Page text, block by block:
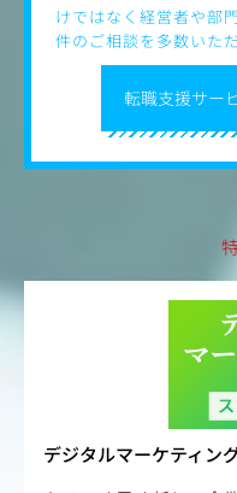
転職支援サー
けではなく経営者や部
件のご相談を多数いた
デジタルマーケティン